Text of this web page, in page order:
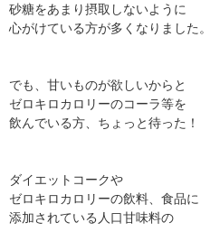
砂糖をあまり摂取しないように
心がけている方が多くなりました。
でも、甘いものが欲しいからと
ゼロキロカロリーのコーラ等を
飲んでいる方、ちょっと待った！
ダイエットコークや
ゼロキロカロリーの飲料、食品に
添加されている人口甘味料の